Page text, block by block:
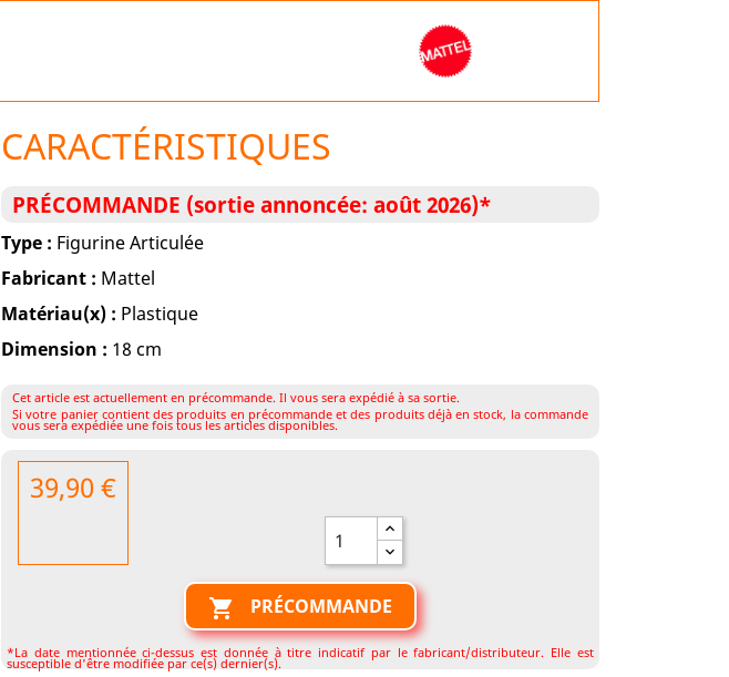
CARACTÉRISTIQUES
PRÉCOMMANDE (sortie annoncée: août 2026)*
Type : Figurine Articulée
Fabricant : Mattel
Matériau(x) : Plastique
Dimension : 18 cm
Cet article est actuellement en précommande. Il vous sera expédié à sa sortie.
Si votre panier contient des produits en précommande et des produits déjà en stock, la commande
vous sera expédiée une fois tous les articles disponibles.
39,90 €
 PRÉCOMMANDE
*La date mentionnée ci-dessus est donnée à titre indicatif par le fabricant/distributeur. Elle est
susceptible d'être modifiée par ce(s) dernier(s).